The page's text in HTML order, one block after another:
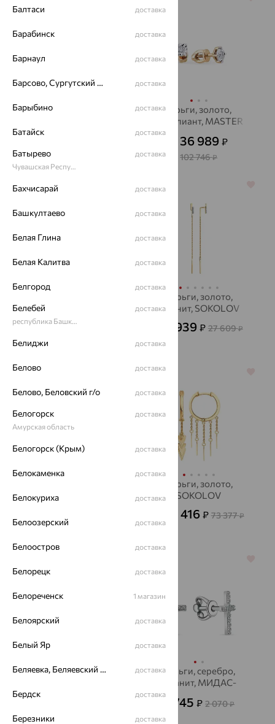
Серьги, золото,
8 943
серьги, золото,
бриллиант, MASTER
36 989₽
102 746₽
султанит, ЮЗ
АЛЕКСАНДРА
59 981
Серьги, золото,
фианит, SOKOLOV
9 939 ₽ 27 609₽
64%
фианит, SOKOLOV
64%
Серьги, золото,
SOKOLOV
26 416 ₽ 73 377₽
Серьги, золото,
120 887
Серьги, серебро,
фианит, МИДАС-
745₽ 2 070₽
Балтаси доставка
Барабинск доставка
Барнаул доставка
Барсово, Сургутский район доставка
Барыбино доставка
Батайск доставка
Батырево
Чувашская Республика - Чувашия
доставка
Бахчисарай доставка
Башкултаево доставка
Белая Глина доставка
Белая Калитва доставка
Белгород доставка
Белебей
республика Башкортостан
доставка
Белиджи доставка
Белово доставка
Белово, Беловский г/о доставка
Белогорск
Амурская область
доставка
Белогорск (Крым) доставка
Белокаменка доставка
Белокуриха доставка
Белоозерский доставка
Белоостров доставка
Белорецк доставка
Белореченск 1 магазин
Белоярский доставка
Белый Яр доставка
Беляевка, Беляевский р-он доставка
Бердск доставка
Березники доставка